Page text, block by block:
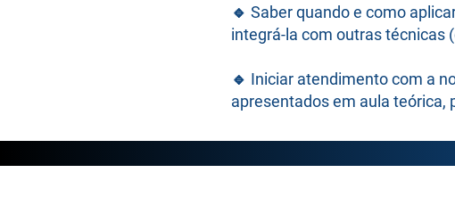
🔹 Saber quando e como
integrá-la com outras técnicas
🔹 Iniciar atendimento com a
apresentados em aula teórica,